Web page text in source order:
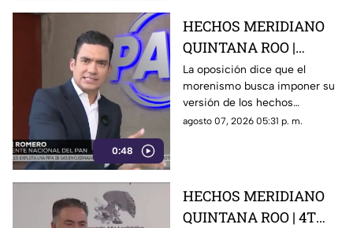
0:48
HECHOS MERIDIANO
QUINTANA ROO |
Oposición señala que el
morenismo quiere
imponer su versión de
los hechos usando la
La oposición dice que el
morenismo busca imponer su
versión de los hechos
mediante la censura, callar los
agosto 07, 2026 05:31 p. m.
HECHOS MERIDIANO
QUINTANA ROO | 4T